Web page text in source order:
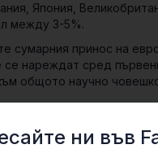
Япония,
между 3-5%.
сумарния принос на
се нареждат сред
общото научно
ни във